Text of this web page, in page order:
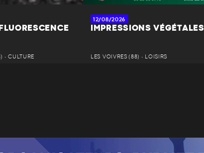
• CULTURE
12/08/2026
IMPRESSIONS VÉGÉTALES
LES VOIVRES (88) • LOISIRS